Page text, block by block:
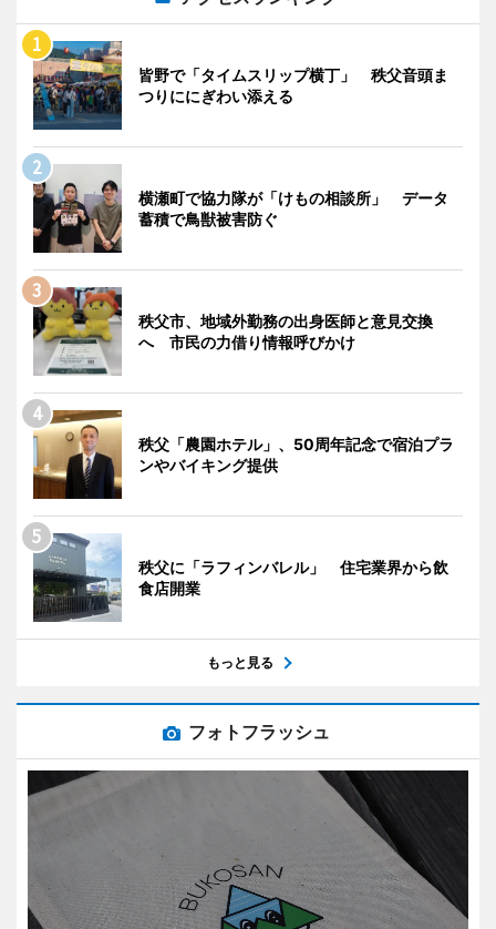
皆野で「タイムスリップ横丁」 秩父音頭ま
つりににぎわい添える
横瀬町で協力隊が「けもの相談所」 データ
蓄積で鳥獣被害防ぐ
秩父市、地域外勤務の出身医師と意見交換
へ 市民の力借り情報呼びかけ
秩父「農園ホテル」、50周年記念で宿泊プラ
ンやバイキング提供
秩父に「ラフィンバレル」 住宅業界から飲
食店開業
もっと見る
フォトフラッシュ